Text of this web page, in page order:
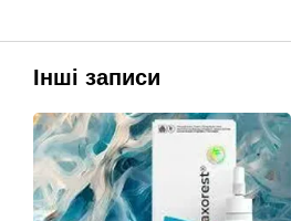
Інші записи